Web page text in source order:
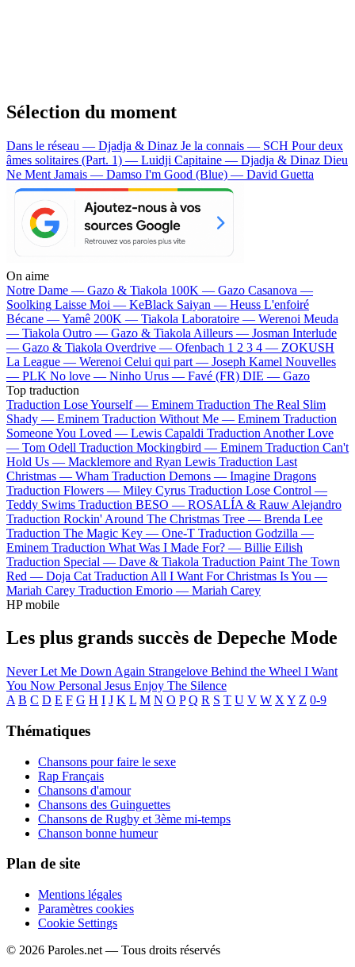
Sélection du moment
Dans le réseau — Djadja & Dinaz Je la connais — SCH Pour deux
âmes solitaires (Part. 1) — Luidji Capitaine — Djadja & Dinaz Dieu
Ne Ment Jamais — Damso I'm Good (Blue) — David Guetta
On aime
Notre Dame — Gazo & Tiakola 100K — Gazo Casanova —
Soolking Laisse Moi — KeBlack Saiyan — Heuss L'enfoiré
Bécane —Yamê 200K — Tiakola Laboratoire — Werenoi Meuda
— Tiakola Outro — Gazo & Tiakola Ailleurs — Josman Interlude
— Gazo & Tiakola Overdrive — Ofenbach 1 2 3 4 — ZOKUSH
La League — Werenoi Celui qui part — Joseph Kamel Nouvelles
— PLK No love — Ninho Urus — Favé (FR) DIE — Gazo
Top traduction
Traduction Lose Yourself — Eminem Traduction The Real Slim
Shady — Eminem Traduction Without Me — Eminem Traduction
Someone You Loved — Lewis Capaldi Traduction Another Love
— Tom Odell Traduction Mockingbird — Eminem Traduction Can't
Hold Us — Macklemore and Ryan Lewis Traduction Last
Christmas — Wham Traduction Demons — Imagine Dragons
Traduction Flowers — Miley Cyrus Traduction Lose Control —
Teddy Swims Traduction BESO — ROSALÍA & Rauw Alejandro
Traduction Rockin' Around The Christmas Tree — Brenda Lee
Traduction The Magic Key — One-T Traduction Godzilla —
Eminem Traduction What Was I Made For? — Billie Eilish
Traduction Special — Dave & Tiakola Traduction Paint The Town
Red — Doja Cat Traduction All I Want For Christmas Is You —
Mariah Carey Traduction Emorio — Mariah Carey
HP mobile
Les plus grands succès de Depeche Mode
Never Let Me Down Again Strangelove Behind the Wheel I Want
You Now Personal Jesus Enjoy The Silence
A B C D E F G H I J K L M N O P Q R S T U V W X Y Z 0-9
Thématiques
Chansons pour faire le sexe
Rap Français
Chansons d'amour
Chansons des Guinguettes
Chansons de Rugby et 3ème mi-temps
Chanson bonne humeur
Plan de site
Mentions légales
Paramètres cookies
Cookie Settings
© 2026 Paroles.net — Tous droits réservés